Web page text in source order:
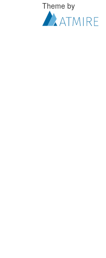
Theme by